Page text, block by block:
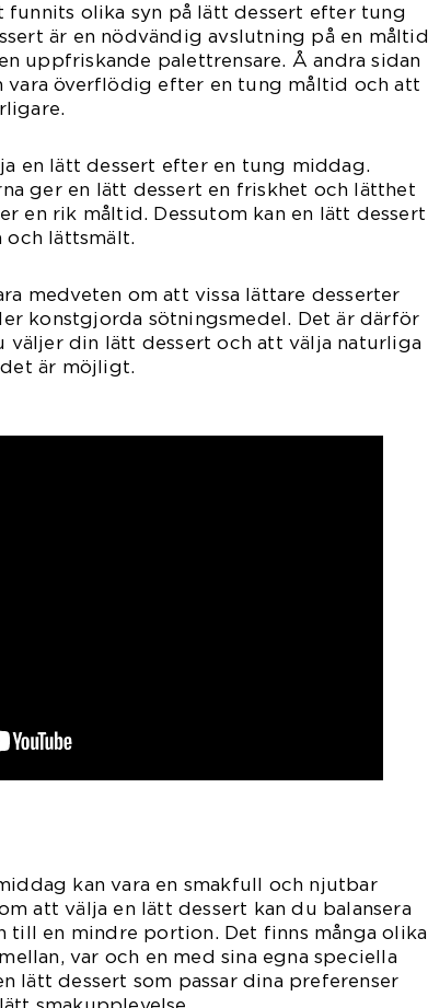
funnits olika syn på lätt dessert efter tung
är en nödvändig avslutning på en måltid
uppfriskande palettrensare. Å andra sidan
vara överflödig efter en tung måltid och att
en lätt dessert efter en tung middag.
ger en lätt dessert en friskhet och lätthet
en rik måltid. Dessutom kan en lätt dessert
och lättsmält.
medveten om att vissa lättare desserter
konstgjorda sötningsmedel. Det är därför
din lätt dessert och att välja naturliga
är möjligt.
kan vara en smakfull och njutbar
att välja en lätt dessert kan du balansera
till en mindre portion. Det finns många olika
var och en med sina egna speciella
lätt dessert som passar dina preferenser